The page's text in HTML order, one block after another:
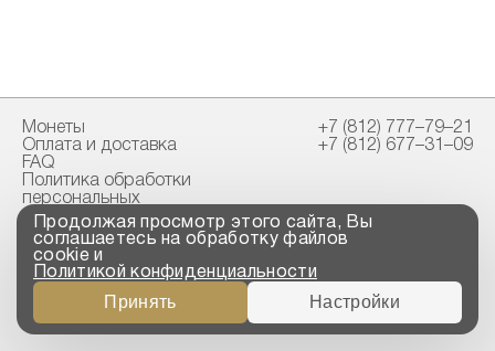
Монеты
Оплата и доставка
FAQ
Политика обработки
персональных
данных
Свидетельство
пробирной палаты
+7 (812) 777–79–21
+7 (812) 677–31–09
Copyright © 2023-2026
“ООО ТРОЙСКИЙ
СТАНДАРТ”
Продолжая просмотр этого сайта, Вы
соглашаетесь на обработку файлов
cookie и
Политикой конфиденциальности
Принять Настройки